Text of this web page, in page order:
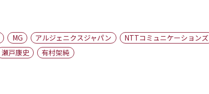
地域
キーパーソン
棋王戦
MG アルジェニクスジャパン
NTTコミュニケーションズ
瀬戸康史
有村架純